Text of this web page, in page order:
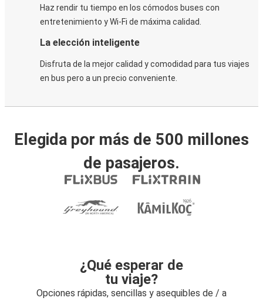
Haz rendir tu tiempo en los cómodos buses con
entretenimiento y Wi-Fi de máxima calidad.
La elección inteligente
Disfruta de la mejor calidad y comodidad para tus viajes
en bus pero a un precio conveniente.
Elegida por más de 500 millones
de pasajeros.
¿Qué esperar de
tu viaje?
Opciones rápidas, sencillas y asequibles de / a